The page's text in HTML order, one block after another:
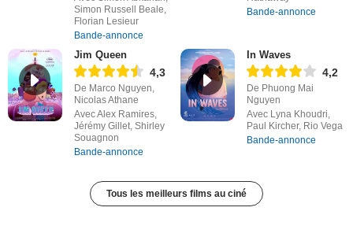
Simon Russell Beale,
Florian Lesieur
Bande-annonce
Bande-annonce
Jim Queen
4,3
De Marco Nguyen,
Nicolas Athane
Avec Alex Ramires,
Jérémy Gillet, Shirley
Souagnon
Bande-annonce
In Waves
4,2
De Phuong Mai
Nguyen
Avec Lyna Khoudri,
Paul Kircher, Rio Vega
Bande-annonce
Tous les meilleurs films au ciné